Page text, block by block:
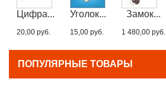
Цифра...
20,00 руб.
Уголок...
15,00 руб.
Замок...
1 480,00 руб.
ПОПУЛЯРНЫЕ ТОВАРЫ